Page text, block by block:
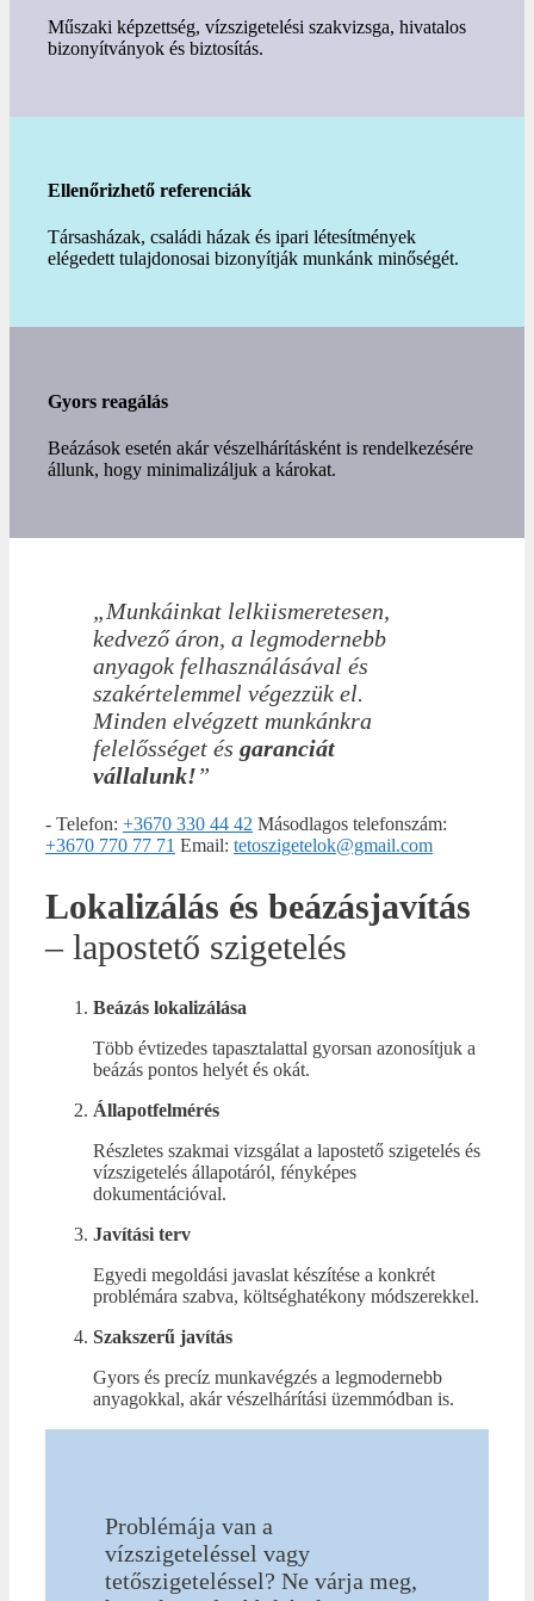
Műszaki képzettség, vízszigetelési szakvizsga, hivatalos
bizonyítványok és biztosítás.
Ellenőrizhető referenciák
Társasházak, családi házak és ipari létesítmények
elégedett tulajdonosai bizonyítják munkánk minőségét.
Gyors reagálás
Beázások esetén akár vészelhárításként is rendelkezésére
állunk, hogy minimalizáljuk a károkat.
„Munkáinkat lelkiismeretesen,
kedvező áron, a legmodernebb
anyagok felhasználásával és
szakértelemmel végezzük el.
Minden elvégzett munkánkra
felelősséget és garanciát
vállalunk!”
- Telefon: +3670 330 44 42 Másodlagos telefonszám:
+3670 770 77 71 Email: tetoszigetelok@gmail.com
Lokalizálás és beázásjavítás
– lapostető szigetelés
Beázás lokalizálása
Több évtizedes tapasztalattal gyorsan azonosítjuk a
beázás pontos helyét és okát.
Állapotfelmérés
Részletes szakmai vizsgálat a lapostető szigetelés és
vízszigetelés állapotáról, fényképes
dokumentációval.
Javítási terv
Egyedi megoldási javaslat készítése a konkrét
problémára szabva, költséghatékony módszerekkel.
Szakszerű javítás
Gyors és precíz munkavégzés a legmodernebb
anyagokkal, akár vészelhárítási üzemmódban is.
Problémája van a
vízszigeteléssel vagy
tetőszigeteléssel? Ne várja meg,